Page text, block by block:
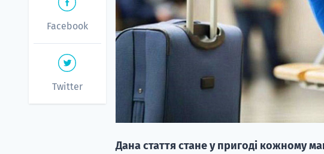
Facebook
Twitter
Дана стаття стане у пригоді кожному